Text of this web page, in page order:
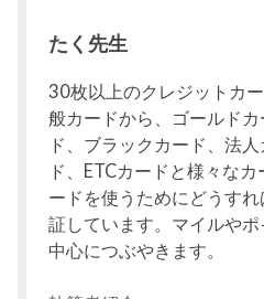
たく先生
30枚以上のクレジットカ
般カードから、ゴールド
ド、ブラックカード、法
ド、ETCカードと様々な
ードを使うためにどうす
証しています。マイルや
中心につぶやきます。